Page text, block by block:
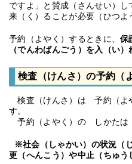
ですよ」と賛成（さんせい）
来（く）ることが必要（ひつよ
予約（よやく）するときに、保
（でんわばんごう）を入（い
検査（けんさ）の予約（
検査（けんさ）は 予約（よ
す。
予約（よやく）の しかたは
※社会（しゃかい）の状況（
更（へんこう）や中止（ちゅう